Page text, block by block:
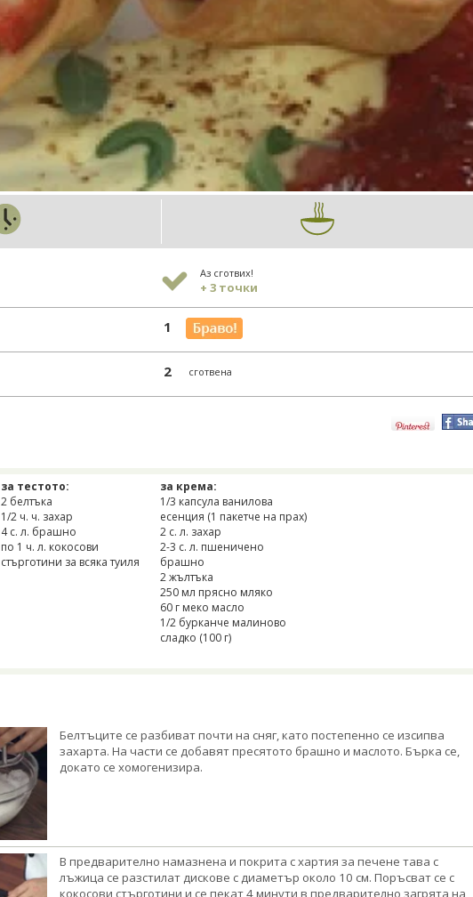
Аз сготвих!
+ 3 точки
1
2 сготвена
за тестото:
2 белтъка
1/2 ч. ч. захар
4 с. л. брашно
по 1 ч. л. кокосови
стърготини за всяка туиля
за крема:
1/3 капсула ванилова
есенция (1 пакетче на прах)
2 с. л. захар
2-3 с. л. пшеничено
брашно
2 жълтъка
250 мл прясно мляко
60 г меко масло
1/2 бурканче малиново
сладко (100 г)
Белтъците се разбиват почти на сняг, като постепенно се изсипва
захарта. На части се добавят пресятото брашно и маслото. Бърка се,
докато се хомогенизира.
В предварително намазнена и покрита с хартия за печене тава с
лъжица се разстилат дискове с диаметър около 10 см. Поръсват се с
кокосови стърготини и се пекат 4 минути в предварително загрята на